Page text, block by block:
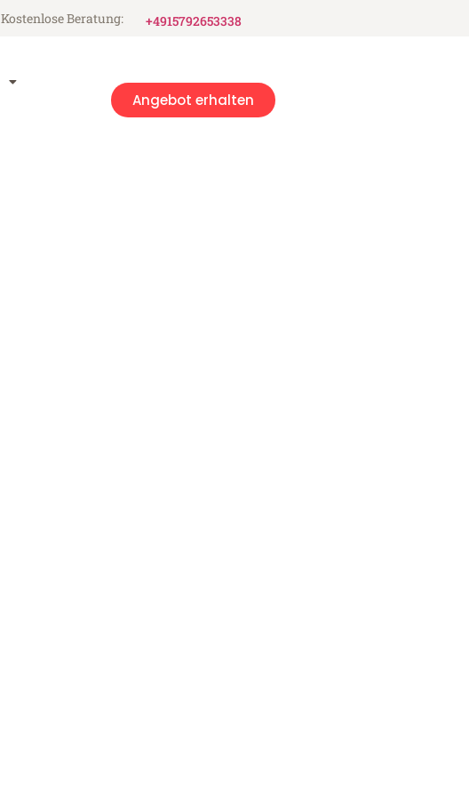
Kostenlose Beratung: +4915792653338
Angebot erhalten